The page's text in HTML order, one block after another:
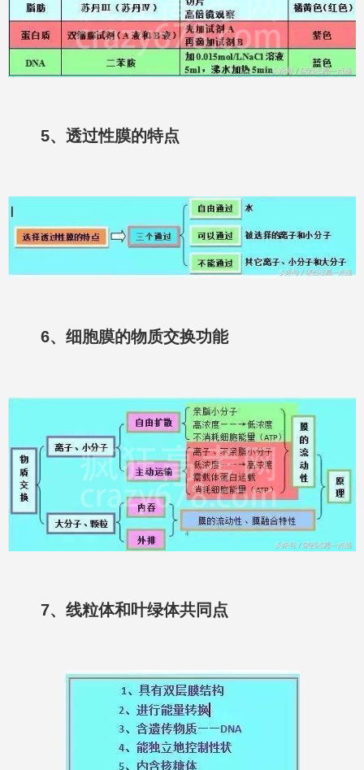
5、透过性膜的特点
6、细胞膜的物质交换功能
7、线粒体和叶绿体共同点